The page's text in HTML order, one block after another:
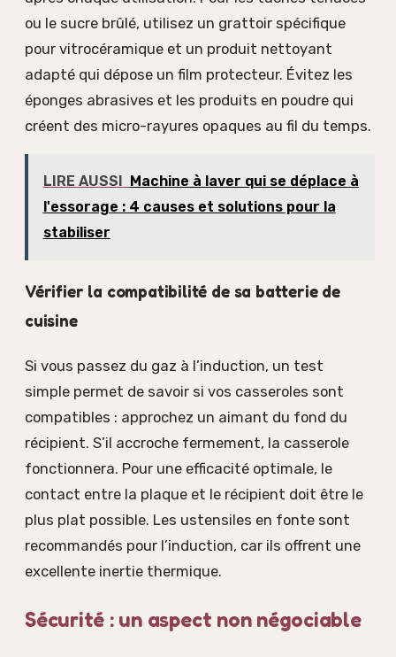
ou le sucre brûlé, utilisez un grattoir spécifique
pour vitrocéramique et un produit nettoyant
adapté qui dépose un film protecteur. Évitez les
éponges abrasives et les produits en poudre qui
créent des micro-rayures opaques au fil du temps.
LIRE AUSSI
Machine à laver qui se déplace à
l'essorage : 4 causes et solutions pour la
stabiliser
Vérifier la compatibilité de sa batterie de
cuisine
Si vous passez du gaz à l’induction, un test
simple permet de savoir si vos casseroles sont
compatibles : approchez un aimant du fond du
récipient. S’il accroche fermement, la casserole
fonctionnera. Pour une efficacité optimale, le
contact entre la plaque et le récipient doit être le
plus plat possible. Les ustensiles en fonte sont
recommandés pour l’induction, car ils offrent une
excellente inertie thermique.
Sécurité : un aspect non négociable